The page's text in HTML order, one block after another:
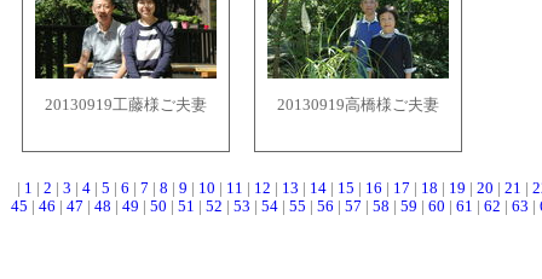
20130919工藤様ご夫妻 20130919高橋様ご夫妻
| 1 | 2 | 3 | 4 | 5 | 6 | 7 | 8 | 9 | 10 | 11 | 12 | 13 | 14 | 15 | 16 | 17 | 18 | 19 | 20 | 21 |
45 | 46 | 47 | 48 | 49 | 50 | 51 | 52 | 53 | 54| 55 | 56 | 57 | 58 | 59 | 60 | 61 | 62 | 63 |